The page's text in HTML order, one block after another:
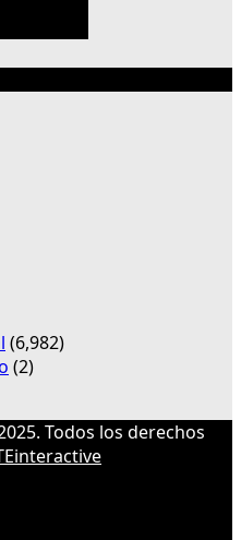
(6,982)
(2)
Todos los derechos